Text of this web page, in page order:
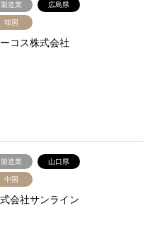
製造業 広島県
韓国
コス株式会社
製造業 山口県
中国
会社サンライン